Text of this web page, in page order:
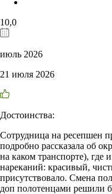
10,0
июль 2026
21 июля 2026
Достоинства:
Сотрудница на ресепшен
подробно рассказала об
на каком транспорте), где
нареканий: красивый,
присутствовало. Смена
доп полотенцами решили